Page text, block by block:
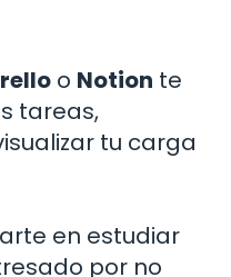
o Notion te
tareas,
tu carga
en estudiar
por no